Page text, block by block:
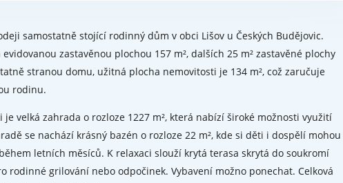
samostatně stojící rodinný dům v obci Lišov u Českých Budějovic.
zastavěnou plochou 157 m², dalších 25 m² zastavěné plochy
stranou domu, užitná plocha nemovitosti je 134 m², což zaručuje
rodinu.
velká zahrada o rozloze 1227 m², která nabízí široké možnosti využití
se nachází krásný bazén o rozloze 22 m², kde si děti i dospělí mohou
letních měsíců. K relaxaci slouží krytá terasa skrytá do soukromí
rodinné grilování nebo odpočinek. Vybavení možno ponechat. Celková